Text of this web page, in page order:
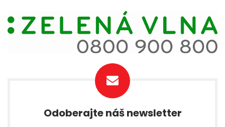
Odoberajte náš newsletter